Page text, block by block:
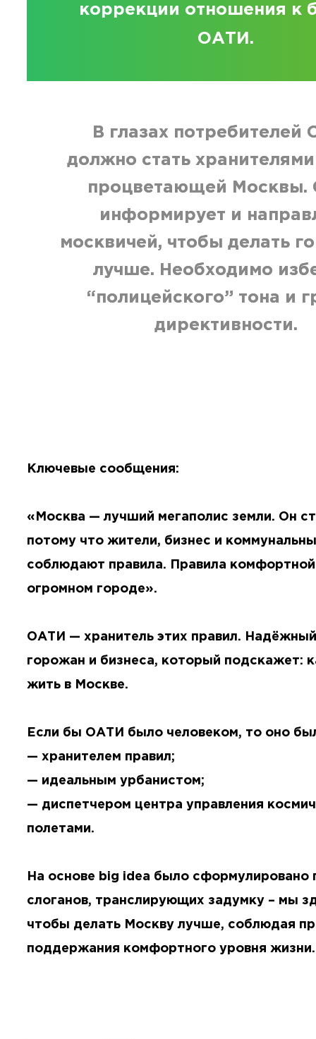
коррекции отношения к
ОАТИ.
В глазах потребителей
должно стать
процветающей Москвы.
информирует и
москвичей, чтобы делать
лучше. Необходимо
“полицейского” тона и
директивности.
Ключевые сообщения:
«Москва — лучший мегаполис земли. Он
потому что жители, бизнес и
соблюдают правила. Правила
огромном городе».
ОАТИ — хранитель этих правил.
горожан и бизнеса, который подскажет:
жить в Москве.
Если бы ОАТИ было человеком, то оно
— хранителем правил;
— идеальным урбанистом;
— диспетчером центра управления
полетами.
На основе big idea было сформулировано
слоганов, транслирующих задумку – мы
чтобы делать Москву лучше, соблюдая
поддержания комфортного уровня